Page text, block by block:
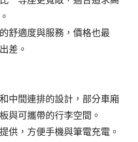
舒適度與服務，價格也最
差。
中間連排的設計，部分車廂
與可攜帶的行李空間。
供，方便手機與筆電充電。